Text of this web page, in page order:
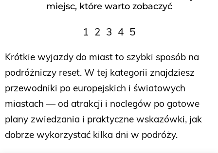
miejsc, które warto zobaczyć
1 2 3 4 5
Krótkie wyjazdy do miast to szybki sposób na
podróżniczy reset. W tej kategorii znajdziesz
przewodniki po europejskich i światowych
miastach — od atrakcji i noclegów po gotowe
plany zwiedzania i praktyczne wskazówki, jak
dobrze wykorzystać kilka dni w podróży.